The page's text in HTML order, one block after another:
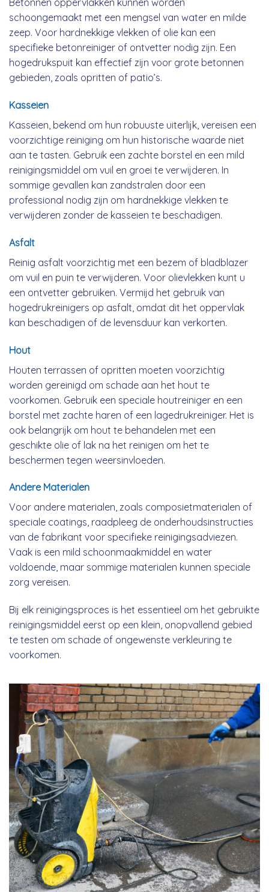
Betonnen oppervlakken kunnen worden
schoongemaakt met een mengsel van water en milde
zeep. Voor hardnekkige vlekken of olie kan een
specifieke betonreiniger of ontvetter nodig zijn. Een
hogedrukspuit kan effectief zijn voor grote betonnen
gebieden, zoals opritten of patio’s.
Kasseien
Kasseien, bekend om hun robuuste uiterlijk, vereisen een
voorzichtige reiniging om hun historische waarde niet
aan te tasten. Gebruik een zachte borstel en een mild
reinigingsmiddel om vuil en groei te verwijderen. In
sommige gevallen kan zandstralen door een
professional nodig zijn om hardnekkige vlekken te
verwijderen zonder de kasseien te beschadigen.
Asfalt
Reinig asfalt voorzichtig met een bezem of bladblazer
om vuil en puin te verwijderen. Voor olievlekken kunt u
een ontvetter gebruiken. Vermijd het gebruik van
hogedrukreinigers op asfalt, omdat dit het oppervlak
kan beschadigen of de levensduur kan verkorten.
Hout
Houten terrassen of opritten moeten voorzichtig
worden gereinigd om schade aan het hout te
voorkomen. Gebruik een speciale houtreiniger en een
borstel met zachte haren of een lagedrukreiniger. Het is
ook belangrijk om hout te behandelen met een
geschikte olie of lak na het reinigen om het te
beschermen tegen weersinvloeden.
Andere Materialen
Voor andere materialen, zoals composietmaterialen of
speciale coatings, raadpleeg de onderhoudsinstructies
van de fabrikant voor specifieke reinigingsadviezen.
Vaak is een mild schoonmaakmiddel en water
voldoende, maar sommige materialen kunnen speciale
zorg vereisen.
Bij elk reinigingsproces is het essentieel om het gebruikte
reinigingsmiddel eerst op een klein, onopvallend gebied
te testen om schade of ongewenste verkleuring te
voorkomen.